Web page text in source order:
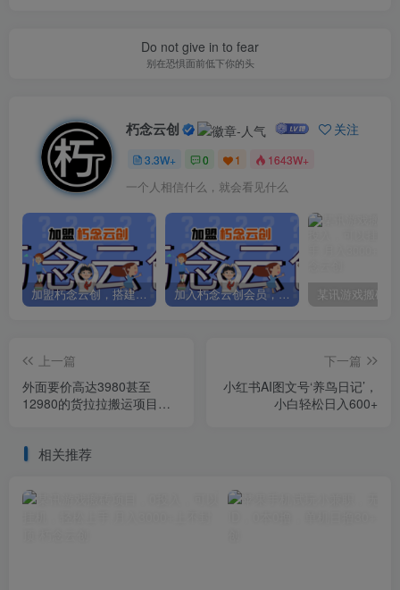
Do not give in to fear
别在恐惧面前低下你的头
朽念云创 关注
3.3W+ 0 1 1643W+
一个人相信什么，就会看见什么
加盟朽念云创，搭建同款项目资源站，实现日入2000+ 加入朽念云创会员，全站资源免费学习。
上一篇
外面要价高达3980甚至
12980的货拉拉搬运项目，
下一篇
小红书AI图文号‘养鸟日记’，
小白轻松日入600+
相关推荐